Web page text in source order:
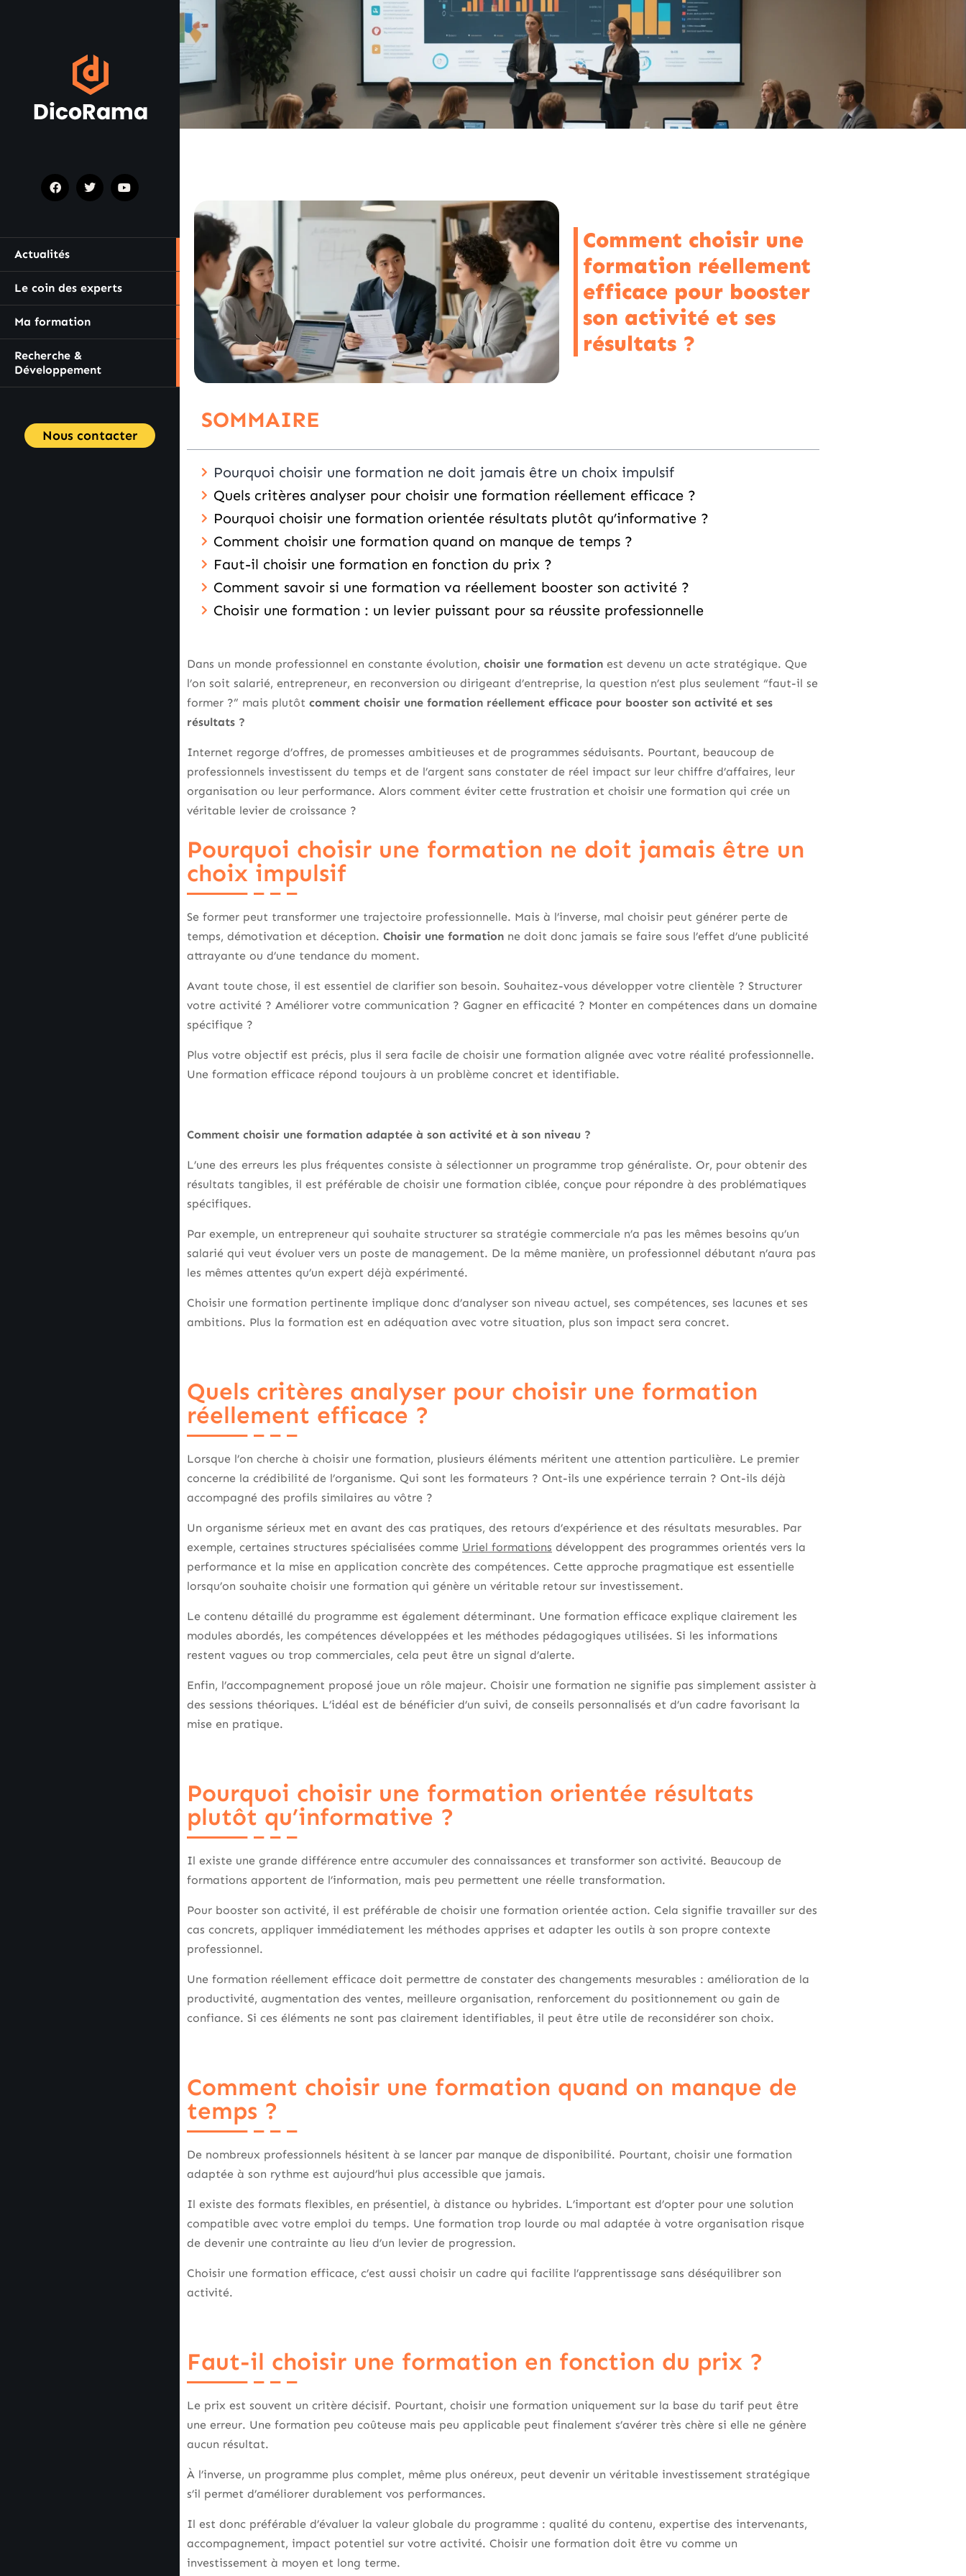
Actualités
Le coin des experts
Ma formation
Recherche &
Développement
Nous contacter
Comment choisir une
formation réellement
efficace pour booster
son activité et ses
résultats ?
SOMMAIRE
Pourquoi choisir une formation ne doit jamais être un choix impulsif
Quels critères analyser pour choisir une formation réellement efficace ?
Pourquoi choisir une formation orientée résultats plutôt qu’informative ?
Comment choisir une formation quand on manque de temps ?
Faut-il choisir une formation en fonction du prix ?
Comment savoir si une formation va réellement booster son activité ?
Choisir une formation : un levier puissant pour sa réussite professionnelle
Dans un monde professionnel en constante évolution, choisir une formation est devenu un acte stratégique. Que
l’on soit salarié, entrepreneur, en reconversion ou dirigeant d’entreprise, la question n’est plus seulement “faut-il se
former ?” mais plutôt comment choisir une formation réellement efficace pour booster son activité et ses
résultats ?
Internet regorge d’offres, de promesses ambitieuses et de programmes séduisants. Pourtant, beaucoup de
professionnels investissent du temps et de l’argent sans constater de réel impact sur leur chiffre d’affaires, leur
organisation ou leur performance. Alors comment éviter cette frustration et choisir une formation qui crée un
véritable levier de croissance ?
Pourquoi choisir une formation ne doit jamais être un
choix impulsif
Se former peut transformer une trajectoire professionnelle. Mais à l’inverse, mal choisir peut générer perte de
temps, démotivation et déception. Choisir une formation ne doit donc jamais se faire sous l’effet d’une publicité
attrayante ou d’une tendance du moment.
Avant toute chose, il est essentiel de clarifier son besoin. Souhaitez-vous développer votre clientèle ? Structurer
votre activité ? Améliorer votre communication ? Gagner en efficacité ? Monter en compétences dans un domaine
spécifique ?
Plus votre objectif est précis, plus il sera facile de choisir une formation alignée avec votre réalité professionnelle.
Une formation efficace répond toujours à un problème concret et identifiable.
Comment choisir une formation adaptée à son activité et à son niveau ?
L’une des erreurs les plus fréquentes consiste à sélectionner un programme trop généraliste. Or, pour obtenir des
résultats tangibles, il est préférable de choisir une formation ciblée, conçue pour répondre à des problématiques
spécifiques.
Par exemple, un entrepreneur qui souhaite structurer sa stratégie commerciale n’a pas les mêmes besoins qu’un
salarié qui veut évoluer vers un poste de management. De la même manière, un professionnel débutant n’aura pas
les mêmes attentes qu’un expert déjà expérimenté.
Choisir une formation pertinente implique donc d’analyser son niveau actuel, ses compétences, ses lacunes et ses
ambitions. Plus la formation est en adéquation avec votre situation, plus son impact sera concret.
Quels critères analyser pour choisir une formation
réellement efficace ?
Lorsque l’on cherche à choisir une formation, plusieurs éléments méritent une attention particulière. Le premier
concerne la crédibilité de l’organisme. Qui sont les formateurs ? Ont-ils une expérience terrain ? Ont-ils déjà
accompagné des profils similaires au vôtre ?
Un organisme sérieux met en avant des cas pratiques, des retours d’expérience et des résultats mesurables. Par
exemple, certaines structures spécialisées comme Uriel formations développent des programmes orientés vers la
performance et la mise en application concrète des compétences. Cette approche pragmatique est essentielle
lorsqu’on souhaite choisir une formation qui génère un véritable retour sur investissement.
Le contenu détaillé du programme est également déterminant. Une formation efficace explique clairement les
modules abordés, les compétences développées et les méthodes pédagogiques utilisées. Si les informations
restent vagues ou trop commerciales, cela peut être un signal d’alerte.
Enfin, l’accompagnement proposé joue un rôle majeur. Choisir une formation ne signifie pas simplement assister à
des sessions théoriques. L’idéal est de bénéficier d’un suivi, de conseils personnalisés et d’un cadre favorisant la
mise en pratique.
Pourquoi choisir une formation orientée résultats
plutôt qu’informative ?
Il existe une grande différence entre accumuler des connaissances et transformer son activité. Beaucoup de
formations apportent de l’information, mais peu permettent une réelle transformation.
Pour booster son activité, il est préférable de choisir une formation orientée action. Cela signifie travailler sur des
cas concrets, appliquer immédiatement les méthodes apprises et adapter les outils à son propre contexte
professionnel.
Une formation réellement efficace doit permettre de constater des changements mesurables : amélioration de la
productivité, augmentation des ventes, meilleure organisation, renforcement du positionnement ou gain de
confiance. Si ces éléments ne sont pas clairement identifiables, il peut être utile de reconsidérer son choix.
Comment choisir une formation quand on manque de
temps ?
De nombreux professionnels hésitent à se lancer par manque de disponibilité. Pourtant, choisir une formation
adaptée à son rythme est aujourd’hui plus accessible que jamais.
Il existe des formats flexibles, en présentiel, à distance ou hybrides. L’important est d’opter pour une solution
compatible avec votre emploi du temps. Une formation trop lourde ou mal adaptée à votre organisation risque
de devenir une contrainte au lieu d’un levier de progression.
Choisir une formation efficace, c’est aussi choisir un cadre qui facilite l’apprentissage sans déséquilibrer son
activité.
Faut-il choisir une formation en fonction du prix ?
Le prix est souvent un critère décisif. Pourtant, choisir une formation uniquement sur la base du tarif peut être
une erreur. Une formation peu coûteuse mais peu applicable peut finalement s’avérer très chère si elle ne génère
aucun résultat.
À l’inverse, un programme plus complet, même plus onéreux, peut devenir un véritable investissement stratégique
s’il permet d’améliorer durablement vos performances.
Il est donc préférable d’évaluer la valeur globale du programme : qualité du contenu, expertise des intervenants,
accompagnement, impact potentiel sur votre activité. Choisir une formation doit être vu comme un
investissement à moyen et long terme.